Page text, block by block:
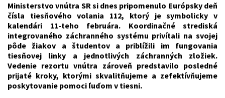
Ministerstvo vnútra SR si dnes pripomenulo Európsky deň
čísla tiesňového volania 112, ktorý je symbolicky v
kalendári 11-teho februára.
Koordinačné strediská
integrovaného záchranného systému privítali na svojej
pôde žiakov a študentov a priblížili im fungovania
tiesňovej linky a jednotlivých záchranných zložiek.
Vedenie rezortu vnútra zároveň predstavilo posledné
prijaté kroky, ktorými skvalitňujeme a zefektívňujeme
poskytovanie pomoci ľuďom v tiesni.